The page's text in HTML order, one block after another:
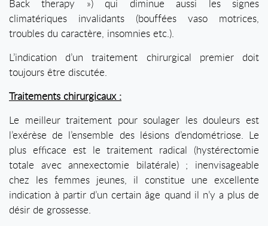
Back therapy ») qui diminue aussi les signes
climatériques invalidants (bouffées vaso motrices,
troubles du caractère, insomnies etc.).
L’indication d’un traitement chirurgical premier doit
toujours être discutée.
Traitements chirurgicaux :
Le meilleur traitement pour soulager les douleurs est
l’exérèse de l’ensemble des lésions d’endométriose. Le
plus efficace est le traitement radical (hystérectomie
totale avec annexectomie bilatérale) ; inenvisageable
chez les femmes jeunes, il constitue une excellente
indication à partir d’un certain âge quand il n’y a plus de
désir de grossesse.